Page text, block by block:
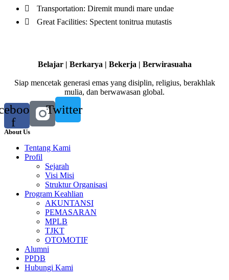
Transportation: Diremit mundi mare undae
Great Facilities: Spectent tonitrua mutastis
Belajar | Berkarya | Bekerja | Berwirasuaha
Siap mencetak generasi emas yang disiplin, religius, berakhlak
mulia, dan berwawasan global.
f
Twitter
About Us
Tentang Kami
Profil
Sejarah
Visi Misi
Struktur Organisasi
Program Keahlian
AKUNTANSI
PEMASARAN
MPLB
TJKT
OTOMOTIF
Alumni
PPDB
Hubungi Kami